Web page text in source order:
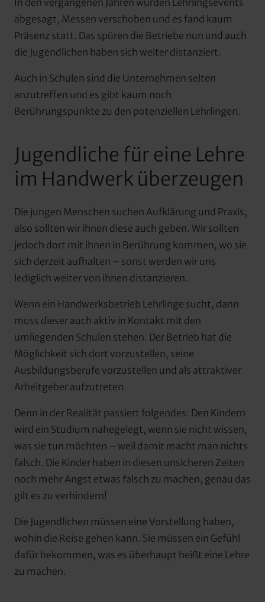
abgesagt, Messen verschoben und es fand kaum
Präsenz statt. Das spüren die Betriebe nun und auch
die Jugendlichen haben sich weiter distanziert.
Auch in Schulen sind die Unternehmen selten
anzutreffen und es gibt kaum noch
Berührungspunkte zu den potenziellen Lehrlingen.
Jugendliche für eine Lehre
im Handwerk überzeugen
Die jungen Menschen suchen Aufklärung und Praxis,
also sollten wir ihnen diese auch geben. Wir sollten
jedoch dort mit ihnen in Berührung kommen, wo sie
sich derzeit aufhalten – sonst werden wir uns
lediglich weiter von ihnen distanzieren.
Wenn ein Handwerksbetrieb Lehrlinge sucht, dann
muss dieser auch aktiv in Kontakt mit den
umliegenden Schulen stehen. Der Betrieb hat die
Möglichkeit sich dort vorzustellen, seine
Ausbildungsberufe vorzustellen und als attraktiver
Arbeitgeber aufzutreten.
Denn in der Realität passiert folgendes: Den Kindern
wird ein Studium nahegelegt, wenn sie nicht wissen,
was sie tun möchten – weil damit macht man nichts
falsch. Die Kinder haben in diesen unsicheren Zeiten
noch mehr Angst etwas falsch zu machen, genau das
gilt es zu verhindern!
Die Jugendlichen müssen eine Vorstellung haben,
wohin die Reise gehen kann. Sie müssen ein Gefühl
dafür bekommen, was es überhaupt heißt eine Lehre
zu machen.